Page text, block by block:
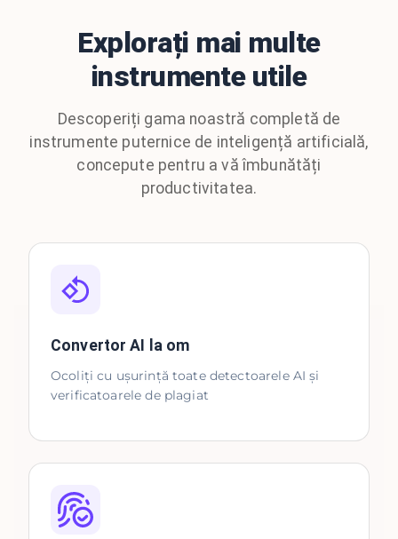
Explorați mai multe
instrumente utile
Descoperiți gama noastră completă de
instrumente puternice de inteligență artificială,
concepute pentru a vă îmbunătăți
productivitatea.
Convertor AI la om
Ocoliți cu ușurință toate detectoarele AI și
verificatoarele de plagiat